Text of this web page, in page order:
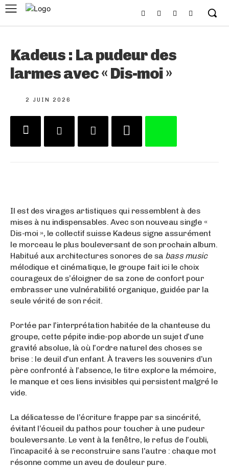
Kadeus : La pudeur des
larmes avec « Dis-moi »
2 JUIN 2026
Il est des virages artistiques qui ressemblent à des
mises à nu indispensables. Avec son nouveau single «
Dis-moi », le collectif suisse Kadeus signe assurément
le morceau le plus bouleversant de son prochain album.
Habitué aux architectures sonores de sa bass music
mélodique et cinématique, le groupe fait ici le choix
courageux de s’éloigner de sa zone de confort pour
embrasser une vulnérabilité organique, guidée par la
seule vérité de son récit.
Portée par l’interprétation habitée de la chanteuse du
groupe, cette pépite indie-pop aborde un sujet d’une
gravité absolue, là où l’ordre naturel des choses se
brise : le deuil d’un enfant. À travers les souvenirs d’un
père confronté à l’absence, le titre explore la mémoire,
le manque et ces liens invisibles qui persistent malgré le
vide.
La délicatesse de l’écriture frappe par sa sincérité,
évitant l’écueil du pathos pour toucher à une pudeur
bouleversante. Le vent à la fenêtre, le refus de l’oubli,
l’incapacité à se reconstruire sans l’autre : chaque mot
résonne comme un aveu de douleur pure.